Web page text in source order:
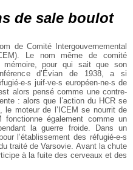
de sale boulot
de Comité Intergouvernemental
Le nom même de comité
mémoire, pour qui sait que son
d’Évian de 1938, a si
e-s juif-ve-s européen-ne-s de
alors pensé comme une contre-
: alors que l’action du HCR se
le moteur de l’ICEM se nourrit de
fonctionne également comme un
la guerre froide. Dans un
l’établissement des réfugié-e-s
traité de Varsovie. Avant la chute
à la fuite des cerveaux et des